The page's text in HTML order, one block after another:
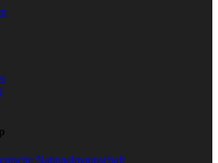
Nationalmannschaft